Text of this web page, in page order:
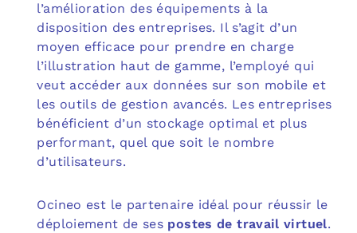
l’amélioration des équipements à la
disposition des entreprises. Il s’agit d’un
moyen efficace pour prendre en charge
l’illustration haut de gamme, l’employé qui
veut accéder aux données sur son mobile et
les outils de gestion avancés. Les entreprises
bénéficient d’un stockage optimal et plus
performant, quel que soit le nombre
d’utilisateurs.
Ocineo est le partenaire idéal pour réussir le
déploiement de ses postes de travail virtuel.